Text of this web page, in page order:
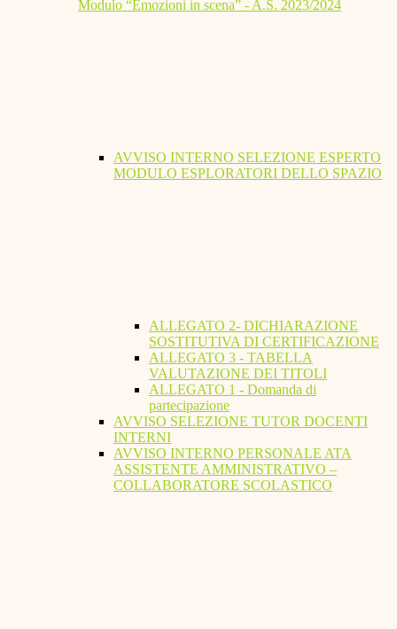
Modulo “Emozioni in scena” - A.S. 2023/2024
AVVISO INTERNO SELEZIONE ESPERTO
MODULO ESPLORATORI DELLO SPAZIO
ALLEGATO 2- DICHIARAZIONE
SOSTITUTIVA DI CERTIFICAZIONE
ALLEGATO 3 - TABELLA
VALUTAZIONE DEI TITOLI
ALLEGATO 1 - Domanda di
partecipazione
AVVISO SELEZIONE TUTOR DOCENTI
INTERNI
AVVISO INTERNO PERSONALE ATA
ASSISTENTE AMMINISTRATIVO –
COLLABORATORE SCOLASTICO